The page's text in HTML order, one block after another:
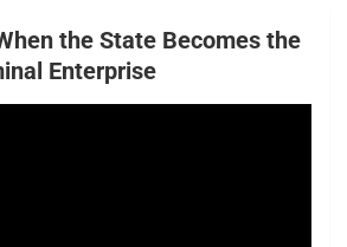
the State Becomes the
Enterprise